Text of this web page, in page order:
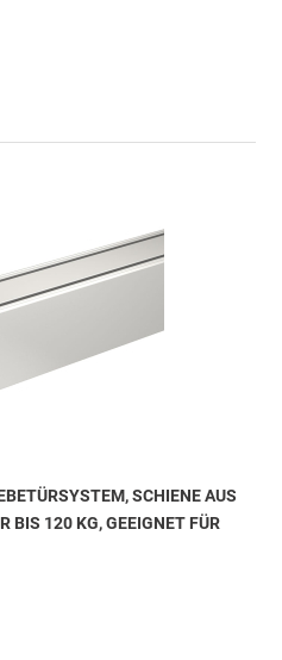
SCHIENE AUS
BIS 120 KG, GEEIGNET FÜR